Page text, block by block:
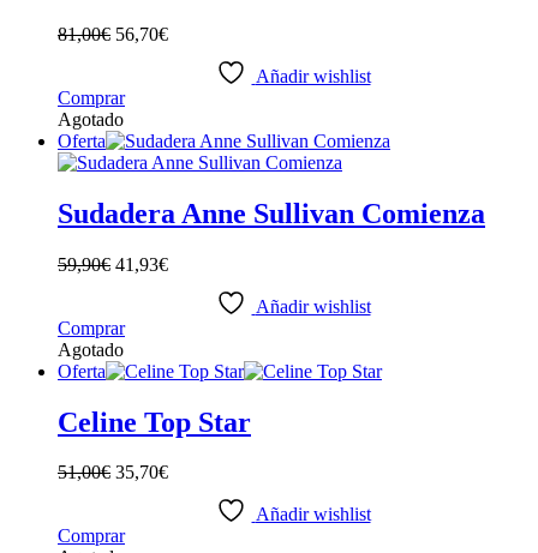
elegir
en
página
producto
81,00€ 56,70€
Añadir wishlist
ComprarEste
tiene
múltiples
Las
opciones
pueden
la
de
Agotado
Oferta
Sudadera Anne Sullivan Comienza
59,90€ 41,93€
Añadir wishlist
ComprarEste
tiene
variantes.
Las
se
en
Agotado
Oferta
Celine Top Star
51,00€ 35,70€
Añadir wishlist
ComprarEste